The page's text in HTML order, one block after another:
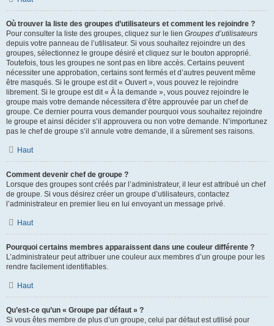
Où trouver la liste des groupes d’utilisateurs et comment les rejoindre ?
Pour consulter la liste des groupes, cliquez sur le lien Groupes d’utilisateurs
depuis votre panneau de l’utilisateur. Si vous souhaitez rejoindre un des
groupes, sélectionnez le groupe désiré et cliquez sur le bouton approprié.
Toutefois, tous les groupes ne sont pas en libre accès. Certains peuvent
nécessiter une approbation, certains sont fermés et d’autres peuvent même
être masqués. Si le groupe est dit « Ouvert », vous pouvez le rejoindre
librement. Si le groupe est dit « À la demande », vous pouvez rejoindre le
groupe mais votre demande nécessitera d’être approuvée par un chef de
groupe. Ce dernier pourra vous demander pourquoi vous souhaitez rejoindre
le groupe et ainsi décider s’il approuvera ou non votre demande. N’importunez
pas le chef de groupe s’il annule votre demande, il a sûrement ses raisons.
Haut
Comment devenir chef de groupe ?
Lorsque des groupes sont créés par l’administrateur, il leur est attribué un chef
de groupe. Si vous désirez créer un groupe d’utilisateurs, contactez
l’administrateur en premier lieu en lui envoyant un message privé.
Haut
Pourquoi certains membres apparaissent dans une couleur différente ?
L’administrateur peut attribuer une couleur aux membres d’un groupe pour les
rendre facilement identifiables.
Haut
Qu’est-ce qu’un « Groupe par défaut » ?
Si vous êtes membre de plus d’un groupe, celui par défaut est utilisé pour